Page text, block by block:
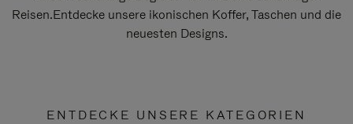
Reisen.Entdecke unsere ikonischen Koffer, Taschen und die
neuesten Designs.
ENTDECKE UNSERE KATEGORIEN